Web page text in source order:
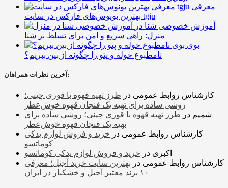
معرفی
بهترین بونوس‌های فارکس در سایت tgju
آموزش خصوصی شنا در
منزل: راهی سریع و امن برای تسلط بر شنا
بوی
نامطبوع حوله و پتو را چگونه از بین ببریم؟
آخرین نظرات همراهان:
کارشناس روابط عمومی در طرز تهیه قهوه با قوری چینی؛
روشی ساده برای تهیه یک فنجان قهوه خوش‌عطر
شمیم در طرز تهیه قهوه با قوری چینی؛ روشی ساده برای
تهیه یک فنجان قهوه خوش‌عطر
کارشناس روابط عمومی در خرید و فروش لوازم یدکی
کوماتسو
اکبری در خرید و فروش لوازم یدکی کوماتسو
کارشناس روابط عمومی در بهترین سایت خرید آجیل؛ معرفی
۱۰ برند معتبر آجیل و خشکبار در ایران